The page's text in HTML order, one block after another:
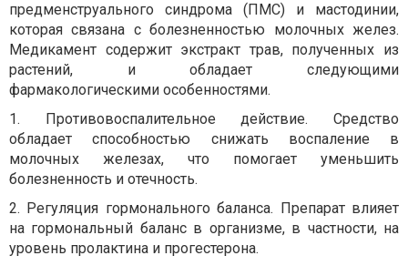
предменструального синдрома (ПМС) и мастодинии,
которая связана с болезненностью молочных желез.
Медикамент содержит экстракт трав, полученных из
растений, и обладает следующими
фармакологическими особенностями.
1.
Противовоспалительное действие. Средство
обладает способностью снижать воспаление в
молочных железах, что помогает уменьшить
болезненность и отечность.
2. Регуляция гормонального баланса. Препарат влияет
на гормональный баланс в организме, в частности, на
уровень пролактина и прогестерона.